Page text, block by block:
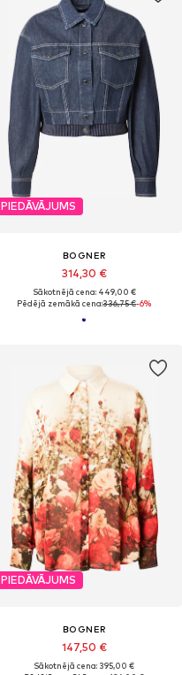
PIEDĀVĀJUMS
BOGNER
314,30 €
Sākotnējā cena: 449,00 €
Pēdējā zemākā cena:336,75 €-6%
PIEDĀVĀJUMS
BOGNER
147,50 €
Sākotnējā cena: 395,00 €